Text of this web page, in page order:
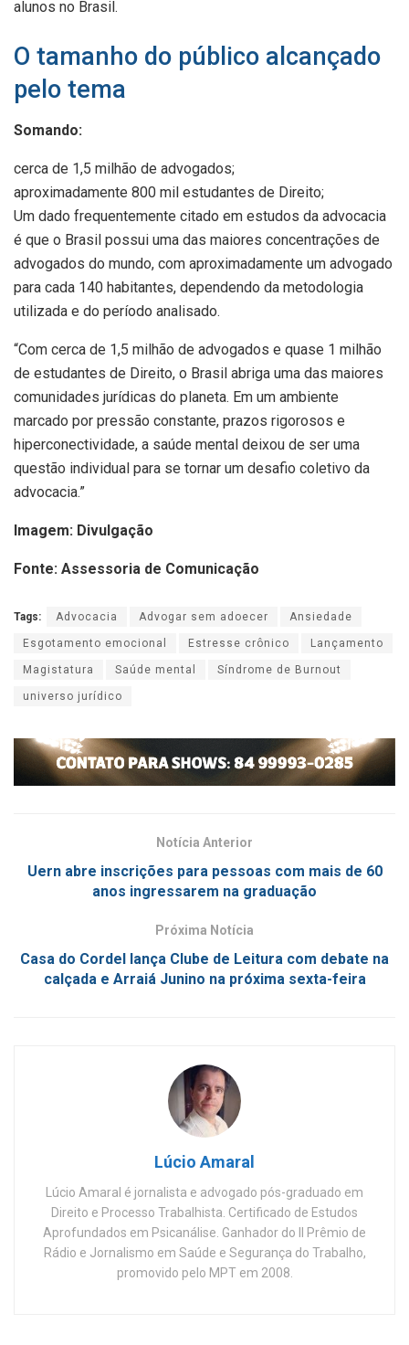
alunos no Brasil.
O tamanho do público alcançado
pelo tema
Somando:
cerca de 1,5 milhão de advogados;
aproximadamente 800 mil estudantes de Direito;
Um dado frequentemente citado em estudos da advocacia
é que o Brasil possui uma das maiores concentrações de
advogados do mundo, com aproximadamente um advogado
para cada 140 habitantes, dependendo da metodologia
utilizada e do período analisado.
“Com cerca de 1,5 milhão de advogados e quase 1 milhão
de estudantes de Direito, o Brasil abriga uma das maiores
comunidades jurídicas do planeta. Em um ambiente
marcado por pressão constante, prazos rigorosos e
hiperconectividade, a saúde mental deixou de ser uma
questão individual para se tornar um desafio coletivo da
advocacia.”
Imagem: Divulgação
Fonte: Assessoria de Comunicação
Tags: Advocacia Advogar sem adoecer Ansiedade
Esgotamento emocional Estresse crônico Lançamento
Magistatura Saúde mental Síndrome de Burnout
universo jurídico
Notícia Anterior
Uern abre inscrições para pessoas com mais de 60
anos ingressarem na graduação
Próxima Notícia
Casa do Cordel lança Clube de Leitura com debate na
calçada e Arraiá Junino na próxima sexta-feira
Lúcio Amaral
Lúcio Amaral é jornalista e advogado pós-graduado em
Direito e Processo Trabalhista. Certificado de Estudos
Aprofundados em Psicanálise. Ganhador do II Prêmio de
Rádio e Jornalismo em Saúde e Segurança do Trabalho,
promovido pelo MPT em 2008.